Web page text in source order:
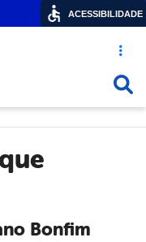
Acesso
Bonfim
ACESSIBILIDADE